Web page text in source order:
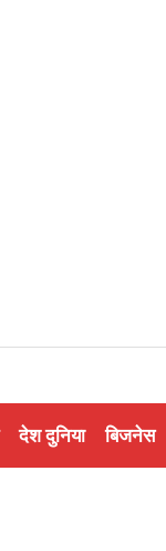
देश दुनिया बिजनेस